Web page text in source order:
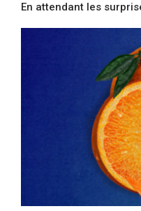
En attendant les